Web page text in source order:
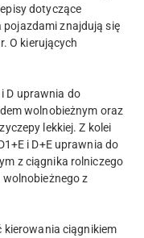
dotyczące
znajdują się
O kierujących
D uprawnia do
wolnobieżnym oraz
lekkiej. Z kolei
i D+E uprawnia do
z ciągnika rolniczego
z
kierowania ciągnikiem